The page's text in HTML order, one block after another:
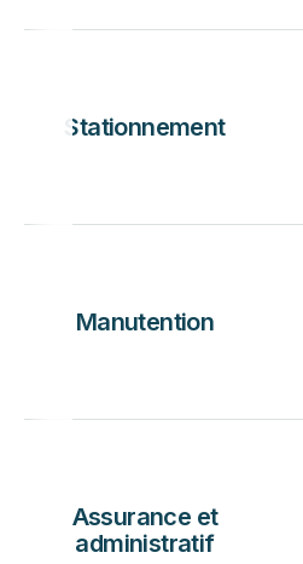
Stationnement
Manutention
Assurance et
administratif